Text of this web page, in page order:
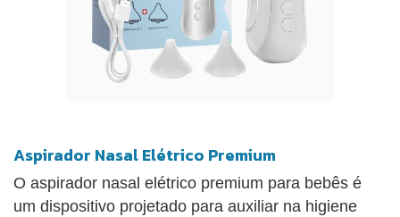
Aspirador Nasal Elétrico Premium
O aspirador nasal elétrico premium para bebês é
um dispositivo projetado para auxiliar na higiene